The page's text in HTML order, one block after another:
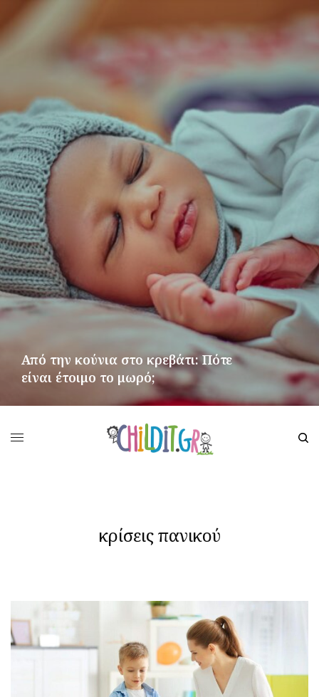
Από την κούνια στο κρεβάτι: Πότε
είναι έτοιμο το μωρό;
κρίσεις πανικού